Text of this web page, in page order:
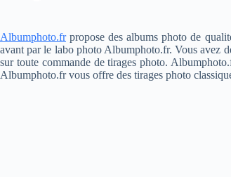
Albumphoto.frpropose des albums photo de
avant par le labo photo Albumphoto.fr. Vous avez
sur toute commande de tirages photo.
Albumphoto.fr vous offre des tirages photo